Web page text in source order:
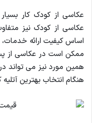
عکاسی از کودک کار
عکاسی از کودک نیز
اساس کیفیت ارائه
ممکن است در عکاسی از
همین مورد نیز می تواند
هنگام انتخاب بهترین